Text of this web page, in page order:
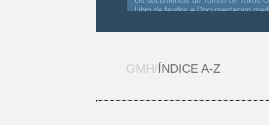
GMH/ÍNDICE A-Z